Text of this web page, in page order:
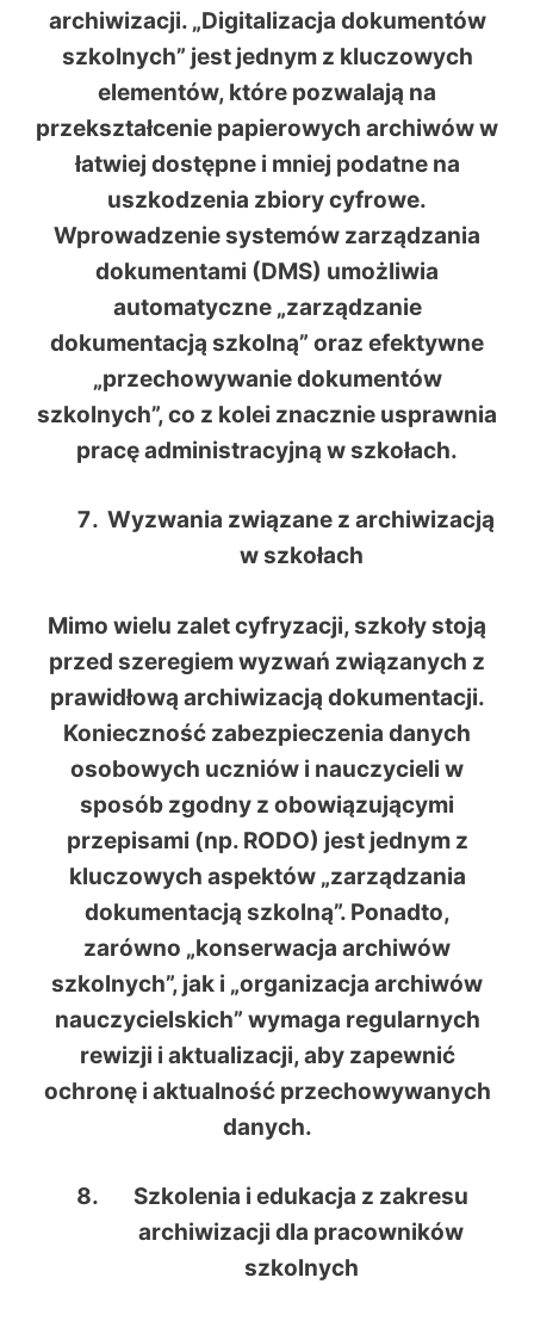
archiwizacji. „Digitalizacja dokumentów
szkolnych” jest jednym z kluczowych
elementów, które pozwalają na
przekształcenie papierowych archiwów w
łatwiej dostępne i mniej podatne na
uszkodzenia zbiory cyfrowe.
Wprowadzenie systemów zarządzania
dokumentami (DMS) umożliwia
automatyczne „zarządzanie
dokumentacją szkolną” oraz efektywne
„przechowywanie dokumentów
szkolnych”, co z kolei znacznie usprawnia
pracę administracyjną w szkołach.
Wyzwania związane z archiwizacją
w szkołach
Mimo wielu zalet cyfryzacji, szkoły stoją
przed szeregiem wyzwań związanych z
prawidłową archiwizacją dokumentacji.
Konieczność zabezpieczenia danych
osobowych uczniów i nauczycieli w
sposób zgodny z obowiązującymi
przepisami (np. RODO) jest jednym z
kluczowych aspektów „zarządzania
dokumentacją szkolną”. Ponadto,
zarówno „konserwacja archiwów
szkolnych”, jak i „organizacja archiwów
nauczycielskich” wymaga regularnych
rewizji i aktualizacji, aby zapewnić
ochronę i aktualność przechowywanych
danych.
Szkolenia i edukacja z zakresu
archiwizacji dla pracowników
szkolnych